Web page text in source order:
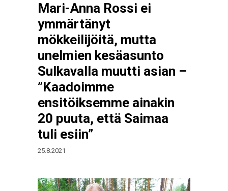
Mari-Anna Rossi ei
ymmärtänyt
mökkeilijöitä, mutta
unelmien kesäasunto
Sulkavalla muutti asian –
”Kaadoimme
ensitöiksemme ainakin
20 puuta, että Saimaa
tuli esiin”
25.8.2021